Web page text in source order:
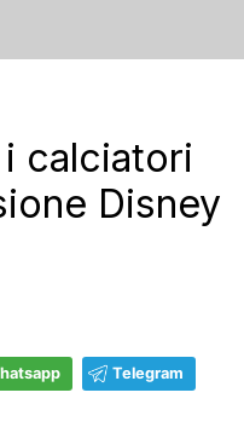
calciatori
Disney
Telegram